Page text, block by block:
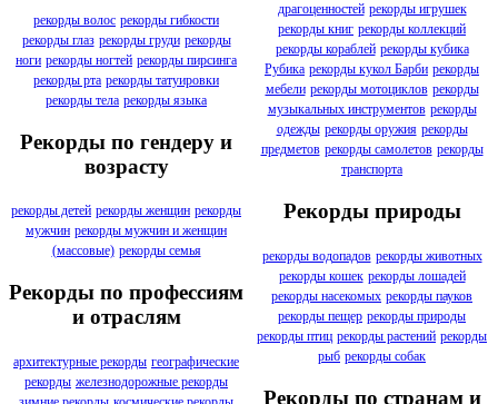
рекорды волос рекорды гибкости
рекорды глаз рекорды груди рекорды
ноги рекорды ногтей рекорды пирсинга
рекорды рта рекорды татуировки
рекорды тела рекорды языка
Рекорды по гендеру и
возрасту
рекорды детей рекорды женщин рекорды
мужчин рекорды мужчин и женщин
(массовые) рекорды семья
Рекорды по профессиям
и отраслям
архитектурные рекорды географические
рекорды железнодорожные рекорды
драгоценностей рекорды игрушек
рекорды книг рекорды коллекций
рекорды кораблей рекорды кубика
Рубика рекорды кукол Барби рекорды
мебели рекорды мотоциклов рекорды
музыкальных инструментов рекорды
одежды рекорды оружия рекорды
предметов рекорды самолетов рекорды
транспорта
Рекорды природы
рекорды водопадов рекорды животных
рекорды кошек рекорды лошадей
рекорды насекомых рекорды пауков
рекорды пещер рекорды природы
рекорды птиц рекорды растений рекорды
рыб рекорды собак
Рекорды по странам и